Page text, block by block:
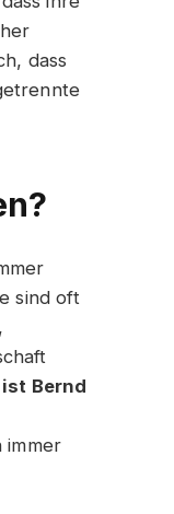
dass
sind oft
Bernd